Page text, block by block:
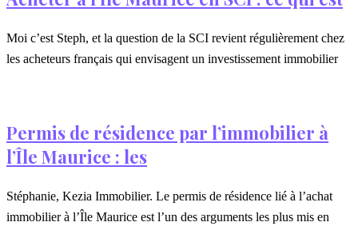
Moi c’est Steph, et la question de la SCI revient régulièrement chez
les acheteurs français qui envisagent un investissement immobilier
Permis de résidence par l’immobilier à
l’Île Maurice : les
Stéphanie, Kezia Immobilier. Le permis de résidence lié à l’achat
immobilier à l’Île Maurice est l’un des arguments les plus mis en